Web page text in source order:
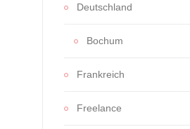
Deutschland
Bochum
Frankreich
Freelance